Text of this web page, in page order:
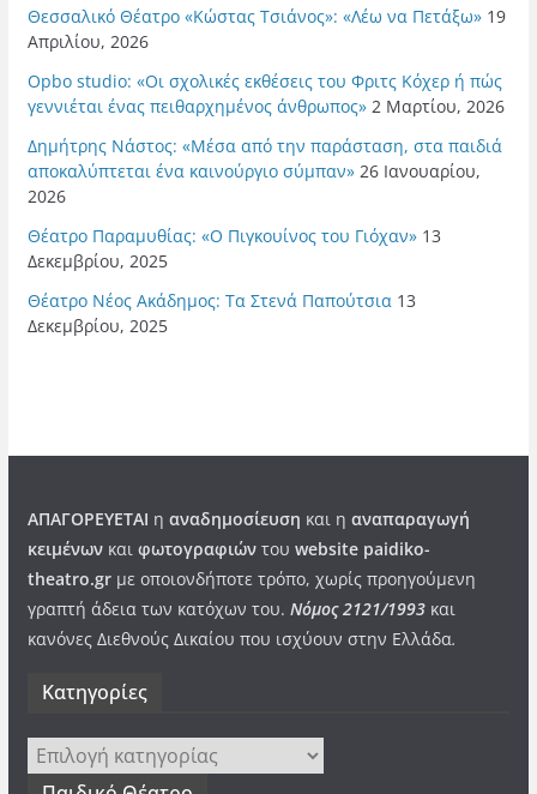
Θεσσαλικό Θέατρο «Κώστας Τσιάνος»: «Λέω να Πετάξω» 19
Απριλίου, 2026
Opbo studio: «Οι σχολικές εκθέσεις του Φριτς Κόχερ ή πώς
γεννιέται ένας πειθαρχημένος άνθρωπος» 2 Μαρτίου, 2026
Δημήτρης Νάστος: «Μέσα από την παράσταση, στα παιδιά
αποκαλύπτεται ένα καινούργιο σύμπαν» 26 Ιανουαρίου,
2026
Θέατρο Παραμυθίας: «Ο Πιγκουίνος του Γιόχαν» 13
Δεκεμβρίου, 2025
Θέατρο Νέος Ακάδημος: Τα Στενά Παπούτσια 13
Δεκεμβρίου, 2025
ΑΠΑΓΟΡΕΥΕΤΑΙ η αναδημοσίευση και η αναπαραγωγή
κειμένωνκαι φωτογραφιώντου website paidiko-
theatro.grμε οποιονδήποτε τρόπο, χωρίς προηγούμενη
γραπτή άδεια των κατόχων του. Νόμος 2121/1993και
κανόνες Διεθνούς Δικαίου που ισχύουν στην Ελλάδα.
Kατηγορίες
Kατηγορίες